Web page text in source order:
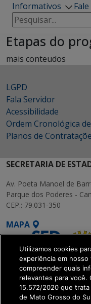
Informativos
Pesquisar
por:
Etapas do
mais conteudos
LGPD
Fala Servidor
Acessibilidade
Ordem Cronológica
Planos de
SECRETARIA DE
Av. Poeta Manoel de
Parque dos Poderes -
CEP.: 79.031-350
MAPA
SETDIG | Secretaria-
Utilizamos cookies
experiência em
compreender quais
relevantes para você.
15.572/2020 que trata
de Mato Grosso do